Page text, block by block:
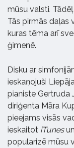
mūsu valsti. Tādēļ
Tās pirmās daļas
kuras tēma arī
ģimenē.
Disku ar
ieskaņojuši
pianiste Gertruda
diriģenta Māra
pieejams visās
ieskaitot iTunesun
popularizē mūsu